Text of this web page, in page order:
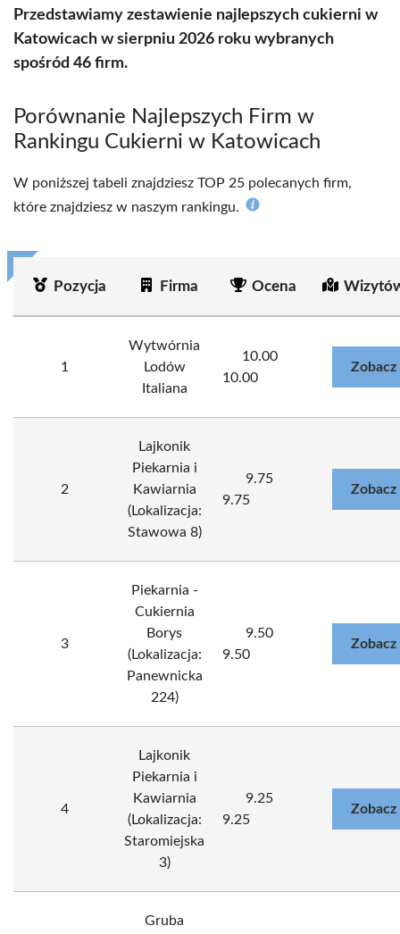
Przedstawiamy zestawienie najlepszych cukierni w
Katowicach w sierpniu 2026 roku wybranych
spośród 46 firm.
Porównanie Najlepszych Firm w
Rankingu Cukierni w Katowicach
W poniższej tabeli znajdziesz TOP 25 polecanych firm,
które znajdziesz w naszym rankingu.
Pozycja Firma Ocena
1
Wytwórnia
Lodów
Italiana
10.00
10.00
Zobacz
2
Lajkonik
Piekarnia i
Kawiarnia
(Lokalizacja:
Stawowa 8)
9.75
9.75
Zobacz
3
Piekarnia -
Cukiernia
Borys
(Lokalizacja:
Panewnicka
224)
9.50
9.50
Zobacz
4
Lajkonik
Piekarnia i
Kawiarnia
(Lokalizacja:
Staromiejska
3)
9.25
9.25
Zobacz
Gruba